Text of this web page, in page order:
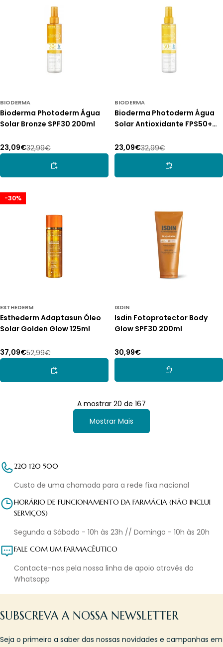
BIODERMA
Bioderma Photoderm Água
Solar Bronze SPF30 200ml
Preço
23,09€
Preço 32,99€
Adicionar Ao Carrinho
BIODERMA
Bioderma Photoderm Água
Solar Antioxidante FPS50+
Preço
23,09€
Preço 32,99€
Adicionar Ao
-30%
ESTHEDERM
Esthederm Adaptasun Óleo
Solar Golden Glow 125ml
Preço
37,09€
Preço 52,99€
Adicionar Ao Carrinho
ISDIN
Isdin Fotoprotector Body
Glow SPF30 200ml
Preço
normal
30,99€
Adicionar Ao
A mostrar 20 de 167
Mostrar Mais
220 120 500
Custo de uma chamada para a rede fixa nacional
HORÁRIO DE FUNCIONAMENTO DA FARMÁCIA (NÃO INCLUI
SERVIÇOS)
Segunda a Sábado - 10h às 23h // Domingo - 10h às 20h
FALE COM UM FARMACÊUTICO
Contacte-nos pela nossa linha de apoio através do
Whatsapp
SUBSCREVA A NOSSA NEWSLETTER
Seja o primeiro a saber das nossas novidades e campanhas em